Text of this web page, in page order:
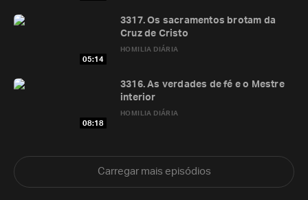
05:14
HOMILIA DIÁRIA
3317. Os sacramentos brotam da
Cruz de Cristo
08:18
HOMILIA DIÁRIA
3316. As verdades de fé e o Mestre
interior
Carregar mais episódios